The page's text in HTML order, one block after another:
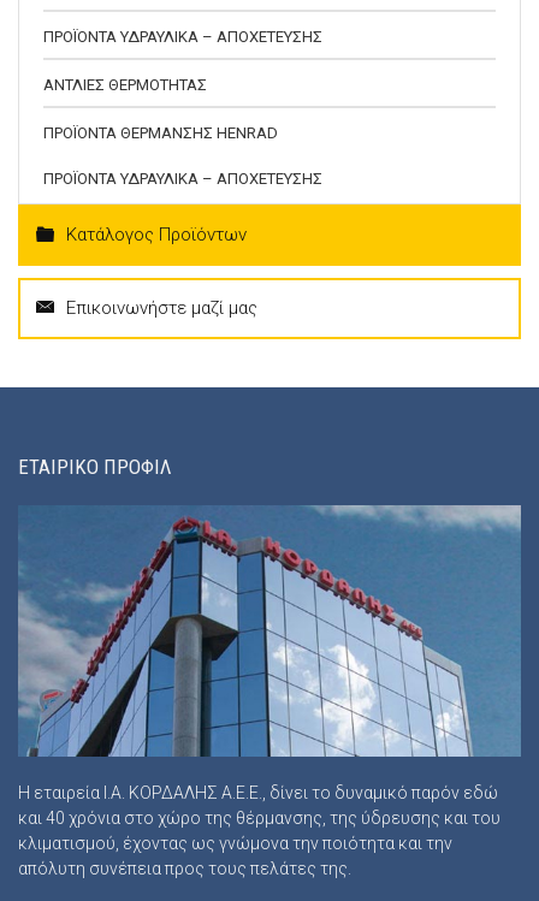
ΠΡΟΪΟΝΤΑ ΥΔΡΑΥΛΙΚΑ – ΑΠΟΧΕΤΕΥΣΗΣ
ΑΝΤΛΙΕΣ ΘΕΡΜΟΤΗΤΑΣ
ΠΡΟΪΟΝΤΑ ΘΕΡΜΑΝΣΗΣ HENRAD
ΠΡΟΪΟΝΤΑ ΥΔΡΑΥΛΙΚΑ – ΑΠΟΧΕΤΕΥΣΗΣ
Κατάλογος Προϊόντων
Επικοινωνήστε μαζί μας
ΕΤΑΙΡΙΚΟ ΠΡΟΦΙΛ
Η εταιρεία Ι.Α. ΚΟΡΔΑΛΗΣ Α.Ε.Ε., δίνει το δυναμικό παρόν εδώ
και 40 χρόνια στο χώρο της θέρμανσης, της ύδρευσης και του
κλιματισμού, έχοντας ως γνώμονα την ποιότητα και την
απόλυτη συνέπεια προς τους πελάτες της.